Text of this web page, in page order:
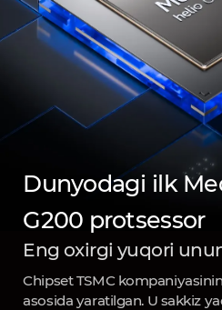
Dunyodagi ilk
G200 protsessor
Eng oxirgi yuqori
Chipset TSMC
asosida yaratilgan. U sakkiz